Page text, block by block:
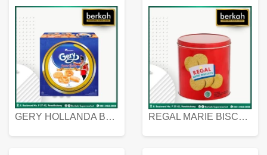
GERY HOLLANDA BUTTER COOKIES 450 GRAM REGAL MARIE BISCUIT KALENG 550 GRAM